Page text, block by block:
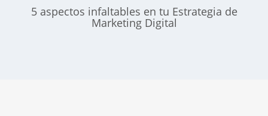
5 aspectos infaltables en tu Estrategia de
Marketing Digital